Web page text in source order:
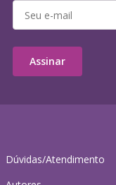
Dúvidas/Atendimento
Assinar